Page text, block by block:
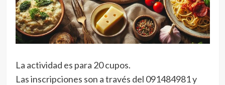
La actividad es para 20 cupos.
Las inscripciones son a través del 091484981 y